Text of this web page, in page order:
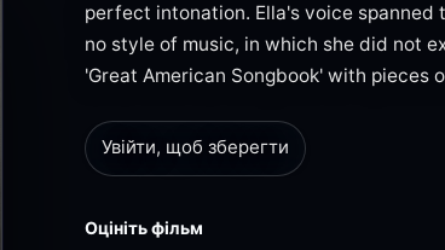
perfect intonation. Ella's voice spanned
no style of music, in which she did not
'Great American Songbook' with pieces
Увійти, щоб зберегти
Оцініть фільм